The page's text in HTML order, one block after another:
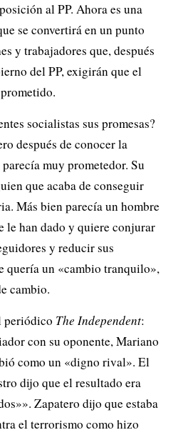
al PP. Ahora es una
se convertirá en un punto
y trabajadores que, después
del PP, exigirán que el
socialistas sus promesas?
después de conocer la
muy prometedor. Su
que acaba de conseguir
Más bien parecía un hombre
le han dado y quiere conjurar
y reducir sus
quería un «cambio tranquilo»,
cambio.
periódico The Independent:
con su oponente, Mariano
como un «digno rival». El
dijo que el resultado era
Zapatero dijo que estaba
el terrorismo como hizo